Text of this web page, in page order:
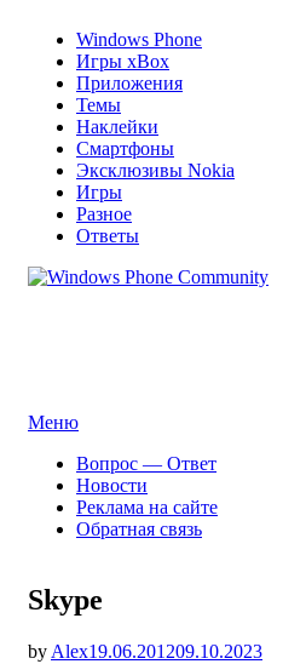
Windows Phone
Игры xBox
Приложения
Темы
Наклейки
Смартфоны
Эксклюзивы Nokia
Игры
Разное
Ответы
Перейти
содержимому
Меню
Вопрос — Ответ
Новости
Реклама на сайте
Обратная связь
Skype
by AlexОпубликовано
19.06.201209.10.2023